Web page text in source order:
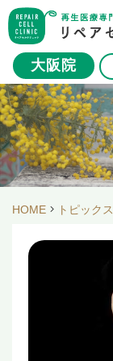
大阪院
HOME トピックス